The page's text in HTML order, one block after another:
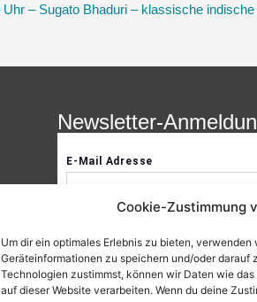
Cookie-Zustimmung
Um dir ein optimales Erlebnis zu bieten,
Geräteinformationen zu speichern und/oder darauf
Technologien zustimmst, können wir Daten wie
auf dieser Website verarbeiten. Wenn du deine
Newsletter-